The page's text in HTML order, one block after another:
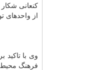
کنعانی
از واحدهای
وی با
فرهنگ محیط